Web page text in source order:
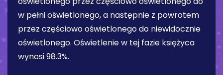
w pełni oświetlonego, a następnie z powrotem
przez częściowo oświetlonego do niewidocznie
oświetlonego. Oświetlenie w tej fazie księżyca
wynosi98.3%.